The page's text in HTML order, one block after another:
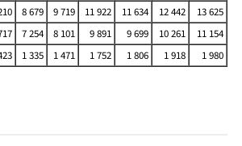
8 679 9 719 11 922 11 634 12 442
13 625
7 254 8 101 9 891 9 699 10 261
11 154
1 335 1 471 1 752 1 806 1 918 1 980